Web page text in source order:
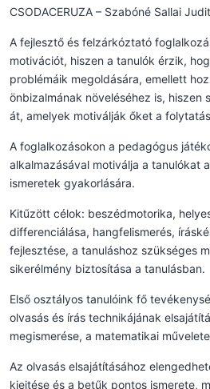
CSODACERUZA – Szabóné Sallai
A fejlesztő és felzárkóztató
motivációt, hiszen a tanulók érzik,
problémáik megoldására, emellett
önbizalmának növeléséhez is, hiszen
át, amelyek motiválják őket a
A foglalkozásokon a pedagógus
alkalmazásával motiválja a tanulókat
ismeretek gyakorlására.
Kitűzött célok: beszédmotorika,
differenciálása, hangfelismerés,
fejlesztése, a tanuláshoz szükséges
sikerélmény biztosítása a tanulásban.
Első osztályos tanulóink fő
olvasás és írás technikájának
megismerése, a matematikai
Az olvasás elsajátításához
kiejtése és a betűk pontos ismerete,